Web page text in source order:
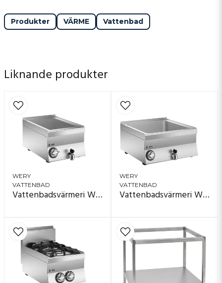
Produkter VÄRME Vattenbad
Liknande produkter
WERY
VATTENBAD
Vattenbadsvärmeri Wery BME 64
WERY
VATTENBAD
Vattenbadsvärmeri Wery BME 66